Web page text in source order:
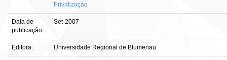
Privatização
Data de
publicação:
Set-2007
Editora: Universidade Regional de Blumenau